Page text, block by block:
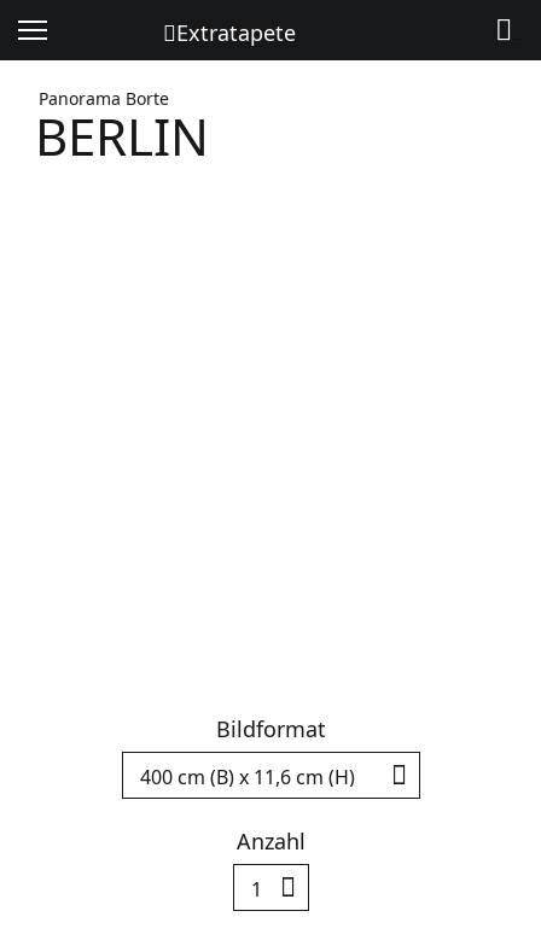
Extratapete
Menü
Facebook
Panorama Borte
BERLIN
Bildformat
Anzahl